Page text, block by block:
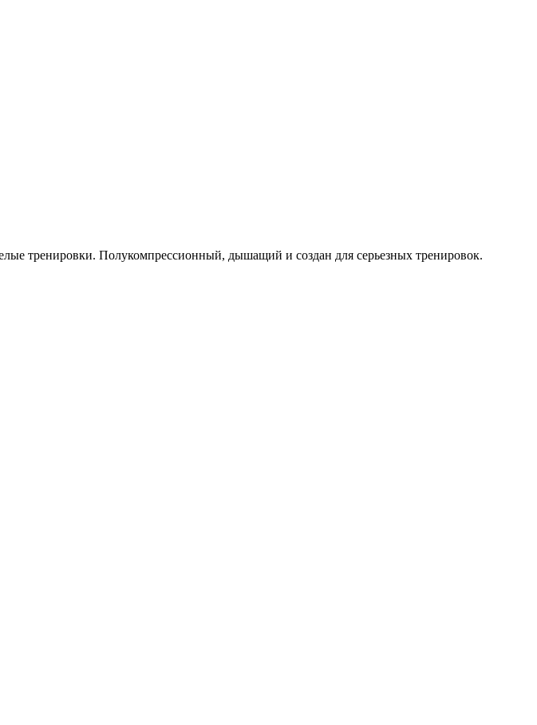
тренировки. Полукомпрессионный, дышащий и создан для серьезных тренировок.